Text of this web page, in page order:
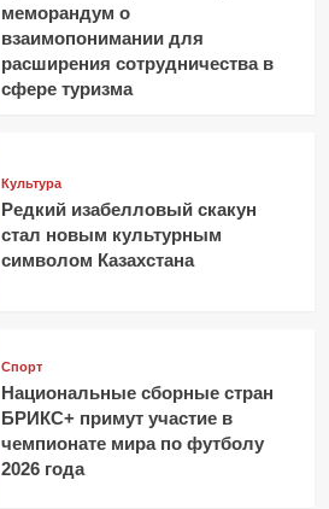
меморандум о
взаимопонимании для
расширения сотрудничества в
сфере туризма
Культура
Редкий изабелловый скакун
стал новым культурным
символом Казахстана
Спорт
Национальные сборные стран
БРИКС+ примут участие в
чемпионате мира по футболу
2026 года